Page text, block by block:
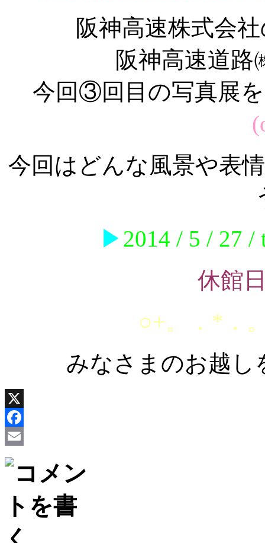
阪神高速株式会
阪神高速道路
今回③回目の写真展
今回はどんな風景や表
▶2014 / 5 / 27 /
休館
○+。．*．
みなさまのお越し
X
Facebook
Email